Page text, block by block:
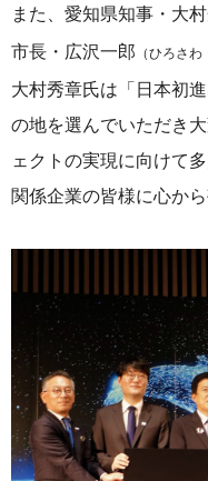
また、愛知県知事・大
市長・広沢一郎 （ひろさわ
大村秀章氏は「日本初
の地を選んでいただき
ェクトの実現に向けて
関係企業の皆様に心から